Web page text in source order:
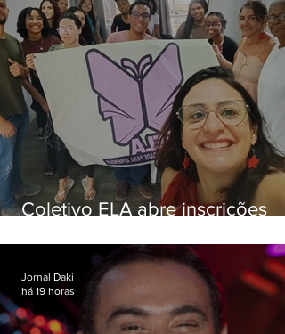
Coletivo ELA abre inscrições
Jornal Daki
há 19 horas